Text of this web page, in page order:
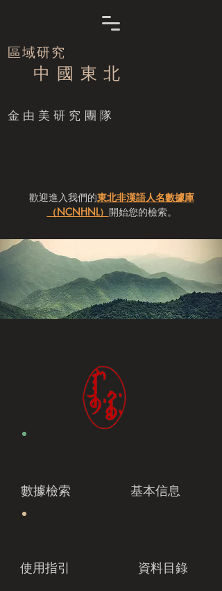
區域研究
中 國 東 北
​金由美研究團隊
歡迎進入我們的東北非漢語人名數據庫
（NCNHNL） 開始您的檢索。
數據檢索 基本信息
使用指引 資料目錄